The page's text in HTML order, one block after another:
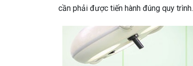
cần phải được tiến hành đúng quy trình.